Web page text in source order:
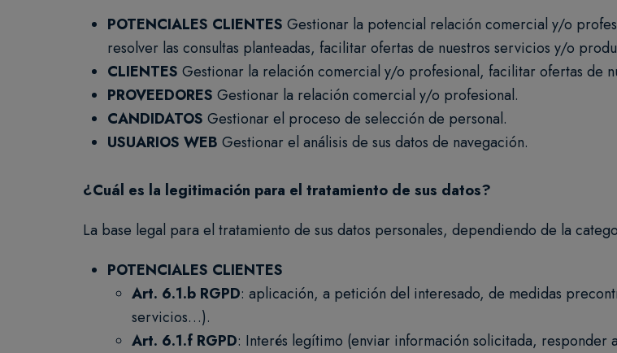
POTENCIALES CLIENTES Gestionar la potencial relación comercial y/o
resolver las consultas planteadas, facilitar ofertas de nuestros servicios y/o
CLIENTES Gestionar la relación comercial y/o profesional, facilitar ofertas de
PROVEEDORES Gestionar la relación comercial y/o profesional.
CANDIDATOS Gestionar el proceso de selección de personal.
USUARIOS WEB Gestionar el análisis de sus datos de navegación.
¿Cuál es la legitimación para el tratamiento de sus datos?
La base legal para el tratamiento de sus datos personales, dependiendo de la
POTENCIALES CLIENTES
Art. 6.1.b RGPD: aplicación, a petición del interesado, de medidas
servicios…).
Art. 6.1.f RGPD: Interés legítimo (enviar información solicitada, responder